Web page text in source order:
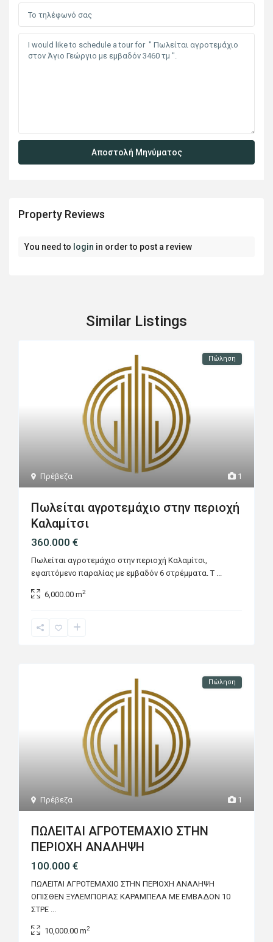
Property Reviews
You need to login in order to post a review
Similar Listings
1
Πρέβεζα
Πώληση
Πωλείται αγροτεμάχιο στην περιοχή
Καλαμίτσι
360.000 €
Πωλείται αγροτεμάχιο στην περιοχή Καλαμίτσι,
εφαπτόμενο παραλίας με εμβαδόν 6 στρέμματα. Τ ...
6,000.00 m2
1
Πρέβεζα
Πώληση
ΠΩΛΕΙΤΑΙ ΑΓΡΟΤΕΜΑΧΙΟ ΣΤΗΝ
ΠΕΡΙΟΧΗ ΑΝΑΛΗΨΗ
100.000 €
ΠΩΛΕΙΤΑΙ ΑΓΡΟΤΕΜΑΧΙΟ ΣΤΗΝ ΠΕΡΙΟΧΗ ΑΝΑΛΗΨΗ
ΟΠΙΣΘΕΝ ΞΥΛΕΜΠΟΡΙΑΣ ΚΑΡΑΜΠΕΛΑ ΜΕ ΕΜΒΑΔΟΝ 10
ΣΤΡΕ ...
10,000.00 m2